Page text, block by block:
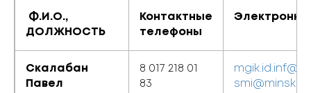
Ф.И.О.,
ДОЛЖНОСТЬ
Контактные
телефоны
Скалабан
Павел
8 017 218 01
83